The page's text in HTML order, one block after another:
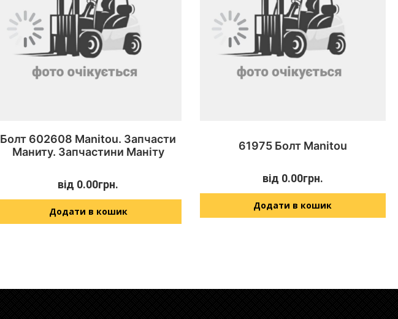
Болт 602608 Manitou. Запчасти
Маниту. Запчастини Маніту
від 0.00грн.
Додати в кошик
61975 Болт Manitou
від 0.00грн.
Додати в кошик